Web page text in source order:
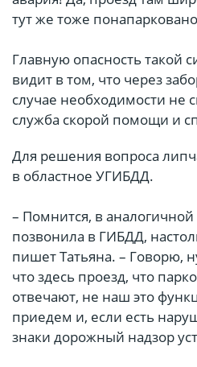
тут же тоже
Главную опасность такой
видит в том, что через
случае необходимости не
служба скорой помощи и
Для решения вопроса
в областное УГИБДД.
– Помнится, в
позвонила в ГИБДД,
пишет Татьяна. – Говорю,
что здесь проезд, что
отвечают, не наш это
приедем и, если есть
знаки дорожный надзор